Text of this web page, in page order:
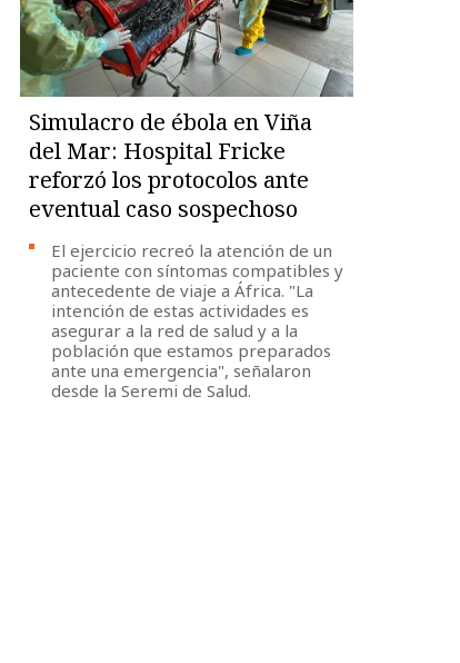
Simulacro de ébola en Viña
del Mar: Hospital Fricke
reforzó los protocolos ante
eventual caso sospechoso
El ejercicio recreó la atención de un
paciente con síntomas compatibles y
antecedente de viaje a África. "La
intención de estas actividades es
asegurar a la red de salud y a la
población que estamos preparados
ante una emergencia", señalaron
desde la Seremi de Salud.